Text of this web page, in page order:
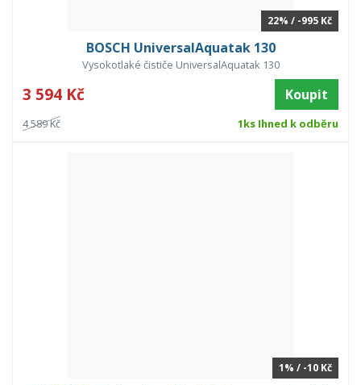
22% / -995 Kč
BOSCH UniversalAquatak 130
Vysokotlaké čističe UniversalAquatak 130
3 594 Kč Koupit
4 589 Kč 1ks Ihned k odběru
1% / -10 Kč